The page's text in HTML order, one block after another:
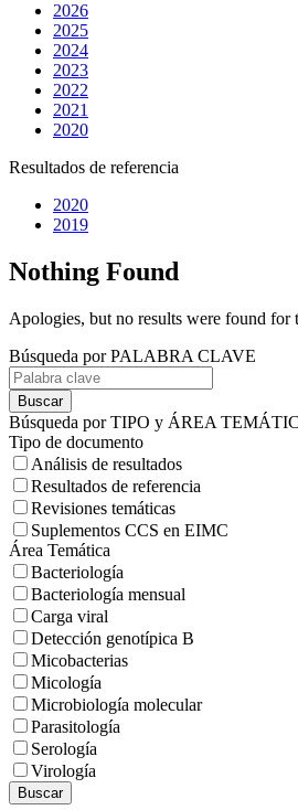
2026
2025
2024
2023
2022
2021
2020
Resultados de referencia
2020
2019
Nothing Found
Apologies, but no results were found for
Búsqueda por PALABRA CLAVE
Buscar
Búsqueda por TIPO y ÁREA
Tipo de documento
Análisis de resultados
Resultados de referencia
Revisiones temáticas
Suplementos CCS en EIMC
Área Temática
Bacteriología
Bacteriología mensual
Carga viral
Detección genotípica B
Micobacterias
Micología
Microbiología molecular
Parasitología
Serología
Virología
Buscar